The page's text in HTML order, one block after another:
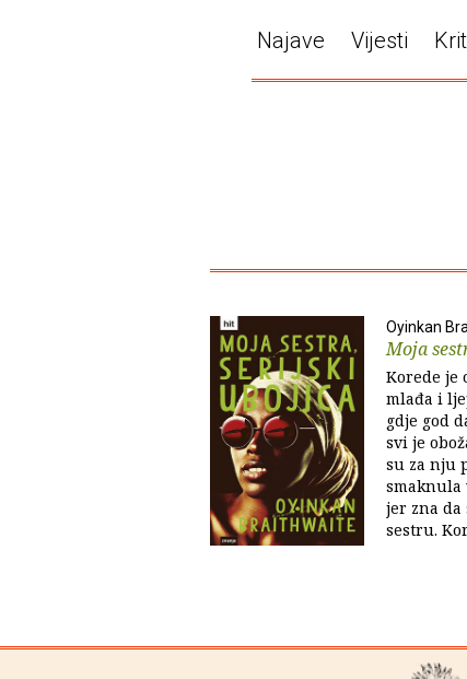
Najave Vijesti
Oyinkan
Moja
Korede je
mlađa i
gdje god
svi je
su za nju
smaknula
jer zna da
sestru.